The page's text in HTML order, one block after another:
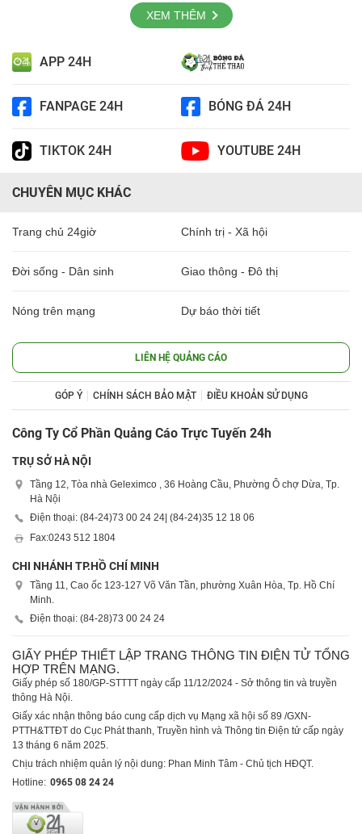
XEM THÊM
APP 24H
FANPAGE 24H BÓNG ĐÁ 24H
TIKTOK 24H YOUTUBE 24H
CHUYÊN MỤC KHÁC
Trang chủ 24giờ Chính trị - Xã hội
Đời sống - Dân sinh Giao thông - Đô thị
Nóng trên mạng Dự báo thời tiết
LIÊN HỆ QUẢNG CÁO
GÓP Ý CHÍNH SÁCH BẢO MẬT ĐIỀU KHOẢN SỬ DỤNG
Công Ty Cổ Phần Quảng Cáo Trực Tuyến 24h
TRỤ SỞ HÀ NỘI
Tầng 12, Tòa nhà Geleximco , 36 Hoàng Cầu, Phường Ô chợ Dừa, Tp.
Hà Nội
Điện thoại: (84-24)73 00 24 24| (84-24)35 12 18 06
Fax:0243 512 1804
CHI NHÁNH TP.HỒ CHÍ MINH
Tầng 11, Cao ốc 123-127 Võ Văn Tần, phường Xuân Hòa, Tp. Hồ Chí
Minh.
Điện thoại: (84-28)73 00 24 24
GIẤY PHÉP THIẾT LẬP TRANG THÔNG TIN ĐIỆN TỬ TỔNG
HỢP TRÊN MẠNG.
Giấy phép số 180/GP-STTTT ngày cấp 11/12/2024 - Sở thông tin và truyền
thông Hà Nội.
Giấy xác nhận thông báo cung cấp dịch vụ Mạng xã hội số 89 /GXN-
PTTH&TTĐT do Cục Phát thanh, Truyền hình và Thông tin Điện tử cấp ngày
13 tháng 6 năm 2025.
Chịu trách nhiệm quản lý nội dung: Phan Minh Tâm - Chủ tịch HĐQT.
Hotline: 0965 08 24 24